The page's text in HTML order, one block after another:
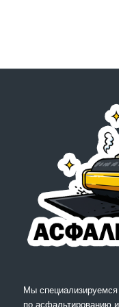
Мы специализируемся
по асфальтированию